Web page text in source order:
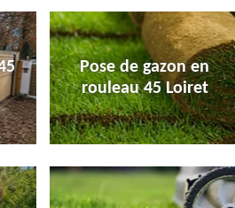
Pose de gazon en
rouleau 45 Loiret